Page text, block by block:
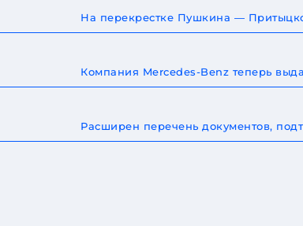
На перекрестке Пушкина —
Компания Mercedes-Benz теперь
Расширен перечень документов,